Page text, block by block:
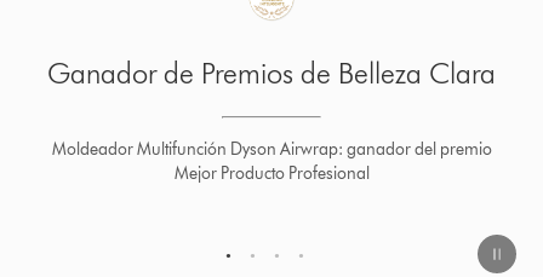
Ganador de Premios Gadget
Moldeador Multifunción Dyson Airwrap: ganador categoría
Smart Life
1 2 3 4